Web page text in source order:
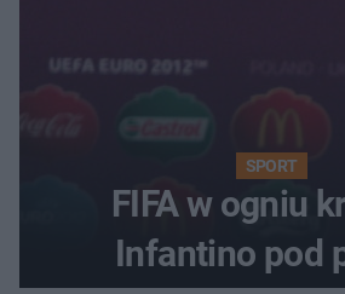
SPORT
FIFA w ogniu
Infantino pod